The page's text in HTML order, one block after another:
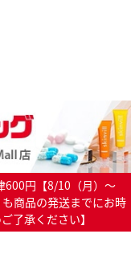
600円【8/10（月）～
商品の発送までにお時
了承ください】